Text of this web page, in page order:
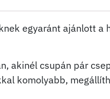
egyaránt ajánlott a
akinél csupán pár
komolyabb,